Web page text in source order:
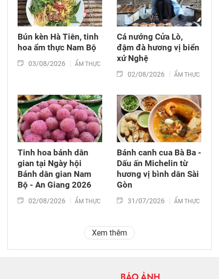
Bún kèn Hà Tiên, tinh
hoa ẩm thực Nam Bộ
03/08/2026 ẨM THỰC
Cá nướng Cửa Lò,
đậm đà hương vị biển
xứ Nghệ
02/08/2026 ẨM THỰC
Tinh hoa bánh dân
gian tại Ngày hội
Bánh dân gian Nam
Bộ - An Giang 2026
02/08/2026 ẨM THỰC
Bánh canh cua Bà Ba -
Dấu ấn Michelin từ
hương vị bình dân Sài
Gòn
31/07/2026 ẨM THỰC
Xem thêm